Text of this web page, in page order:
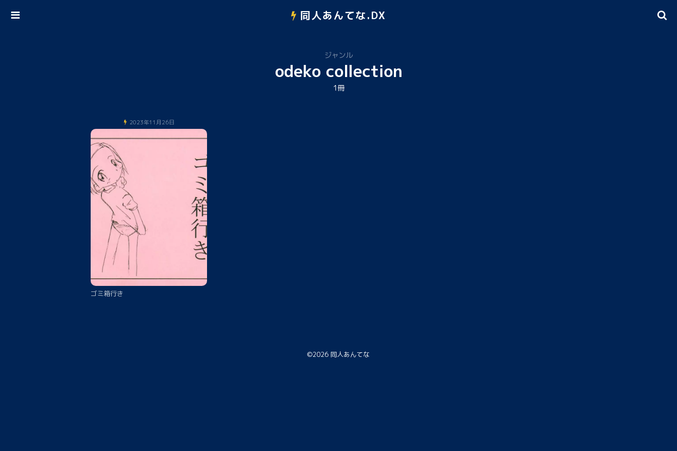
同人あんてな.DX
ジャンル
odeko collection
1冊
2023年11月26日
ゴミ箱行き
©2026 同人あんてな